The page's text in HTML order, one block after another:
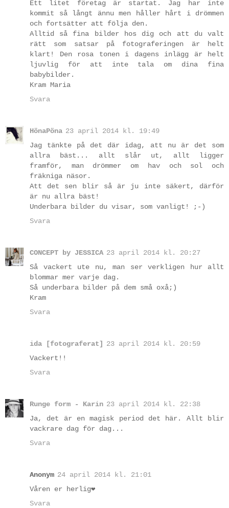
Ett litet företag är startat. Jag har inte
kommit så långt ännu men håller hårt i drömmen
och fortsätter att följa den.
Alltid så fina bilder hos dig och att du valt
rätt som satsar på fotograferingen är helt
klart! Den rosa tonen i dagens inlägg är helt
ljuvlig för att inte tala om dina fina
babybilder.
Kram Maria
Svara
HönaPöna 23 april 2014 kl. 19:49
Jag tänkte på det där idag, att nu är det som
allra bäst... allt slår ut, allt ligger
framför, man drömmer om hav och sol och
fräkniga näsor.
Att det sen blir så är ju inte säkert, därför
är nu allra bäst!
Underbara bilder du visar, som vanligt! ;-)
Svara
CONCEPT by JESSICA 23 april 2014 kl. 20:27
Så vackert ute nu, man ser verkligen hur allt
blommar mer varje dag.
Så underbara bilder på dem små oxå;)
Kram
Svara
ida [fotograferat]
23 april 2014 kl. 20:59
Vackert!!
Svara
Runge form - Karin 23 april 2014 kl. 22:38
Ja, det är en magisk period det här. Allt blir
vackrare dag för dag...
Svara
Anonym 24 april 2014 kl. 21:01
Våren er herlig❤️
Svara